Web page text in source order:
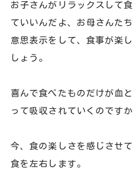
お子さんがリラックスして
ていいんだよ、お母さんた
意思表示をして、食事が楽
しょう。
喜んで食べたものだけが血
って吸収されていくのですか
今、食の楽しさを感じさせ
食を左右します。